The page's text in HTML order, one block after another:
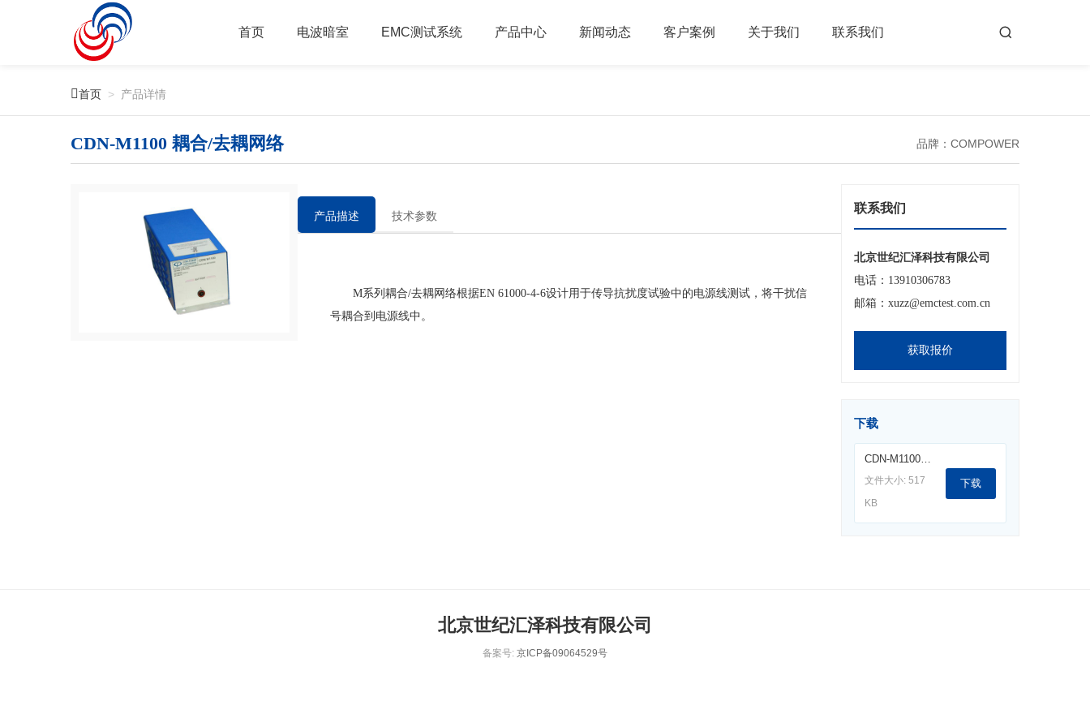
首页 电波暗室 EMC测试系统 产品中心 新闻动态 客户案例 关于我们 联系我们
首页 > 产品详情
CDN-M1100 耦合/去耦网络 品牌：COMPOWER
产品描述 技术参数
M系列耦合/去耦网络根据EN 61000-4-6设计用于传导抗扰度试验中的电源线测试，将干扰信
号耦合到电源线中。
联系我们
北京世纪汇泽科技有限公司
电话：13910306783
邮箱：xuzz@emctest.com.cn
获取报价
下载
CDN-M1100耦合去耦网络.pdf
文件大小: 517
KB
下载
北京世纪汇泽科技有限公司
备案号: 京ICP备09064529号